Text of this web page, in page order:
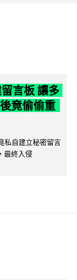
言板 讓多
竟偷偷重
私自建立秘密留言
最終入侵